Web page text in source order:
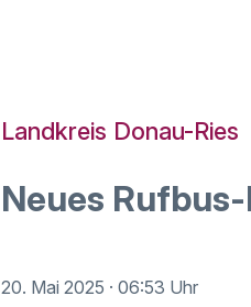
Landkreis Donau-Ries
Neues
20. Mai 2025 · 06:53 Uhr